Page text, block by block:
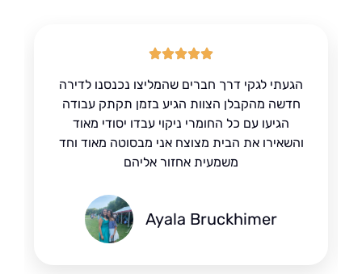
הגעתי לגקי דרך חברים שהמליצו נכנסנו לדירה
חדשה מהקבלן הצוות הגיע בזמן תקתק עבודה
הגיעו עם כל החומרי ניקוי עבדו יסודי מאוד
והשאירו את הבית מצוצח אני מבסוטה מאוד וחד
משמעית אחזור אליהם
Ayala Bruckhimer